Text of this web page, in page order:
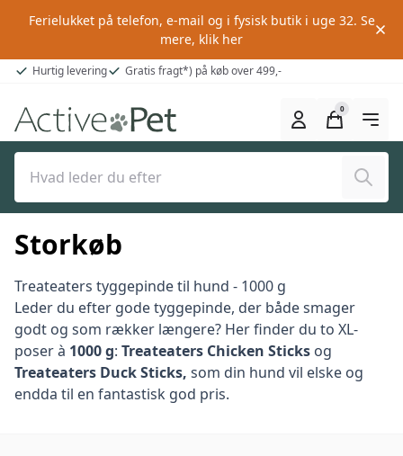
Ferielukket på telefon, e-mail og i fysisk butik i uge 32. Se
mere, klik her
Hurtig levering Gratis fragt*) på køb over 499,-
Søg
0
Storkøb
Treateaters tyggepinde til hund - 1000 g
Leder du efter gode tyggepinde, der både smager
godt og som rækker længere? Her finder du to XL-
poser à 1000 g: Treateaters Chicken Sticks og
Treateaters Duck Sticks, som din hund vil elske og
endda til en fantastisk god pris.